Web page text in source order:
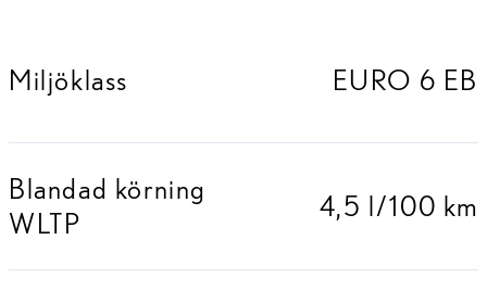
Miljöklass EURO 6 EB
Blandad körning
WLTP
4,5 l/100 km